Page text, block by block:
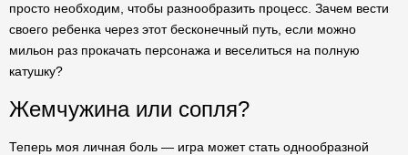
просто необходим, чтобы разнообразить процесс. Зачем вести
своего ребенка через этот бесконечный путь, если можно
мильон раз прокачать персонажа и веселиться на полную
катушку?
Жемчужина или сопля?
Теперь моя личная боль — игра может стать однообразной